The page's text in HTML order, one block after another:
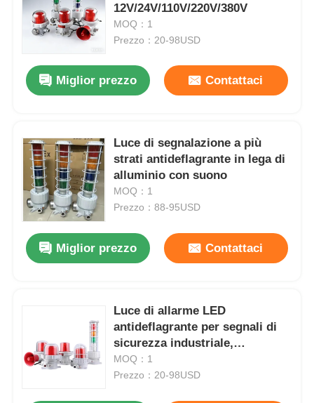
12V/24V/110V/220V/380V
MOQ：1
Prezzo：20-98USD
Miglior prezzo Contattaci
Luce di segnalazione a più
strati antideflagrante in lega di
alluminio con suono
MOQ：1
Prezzo：88-95USD
Miglior prezzo Contattaci
Luce di allarme LED
antideflagrante per segnali di
sicurezza industriale,
certificata ATEX,
AC220V/DC24V
MOQ：1
Prezzo：20-98USD